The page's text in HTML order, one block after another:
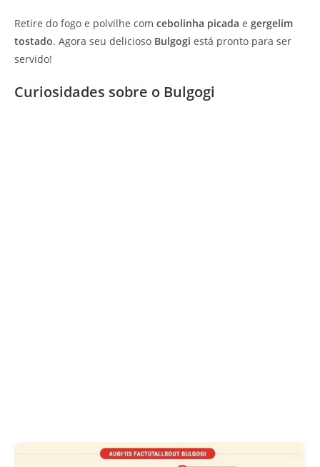
Retire do fogo e polvilhe com cebolinha picada e gergelim
tostado. Agora seu delicioso Bulgogi está pronto para ser
servido!
Curiosidades sobre o Bulgogi